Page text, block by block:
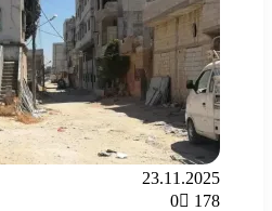
23.11.2025
0
178